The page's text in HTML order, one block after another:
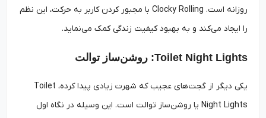
روزانه است. Clocky Rolling با مجبور کردن کاربر به حرکت، این نظم
را ایجاد می‌کند و به بهبود کیفیت زندگی کمک می‌نماید.
Toilet Night Lights: روشن‌ساز توالت
یکی دیگر از گجت‌های عجیب که شهرت زیادی پیدا کرده، Toilet
Night Lights یا روشن‌ساز توالت است. این وسیله در نگاه اول